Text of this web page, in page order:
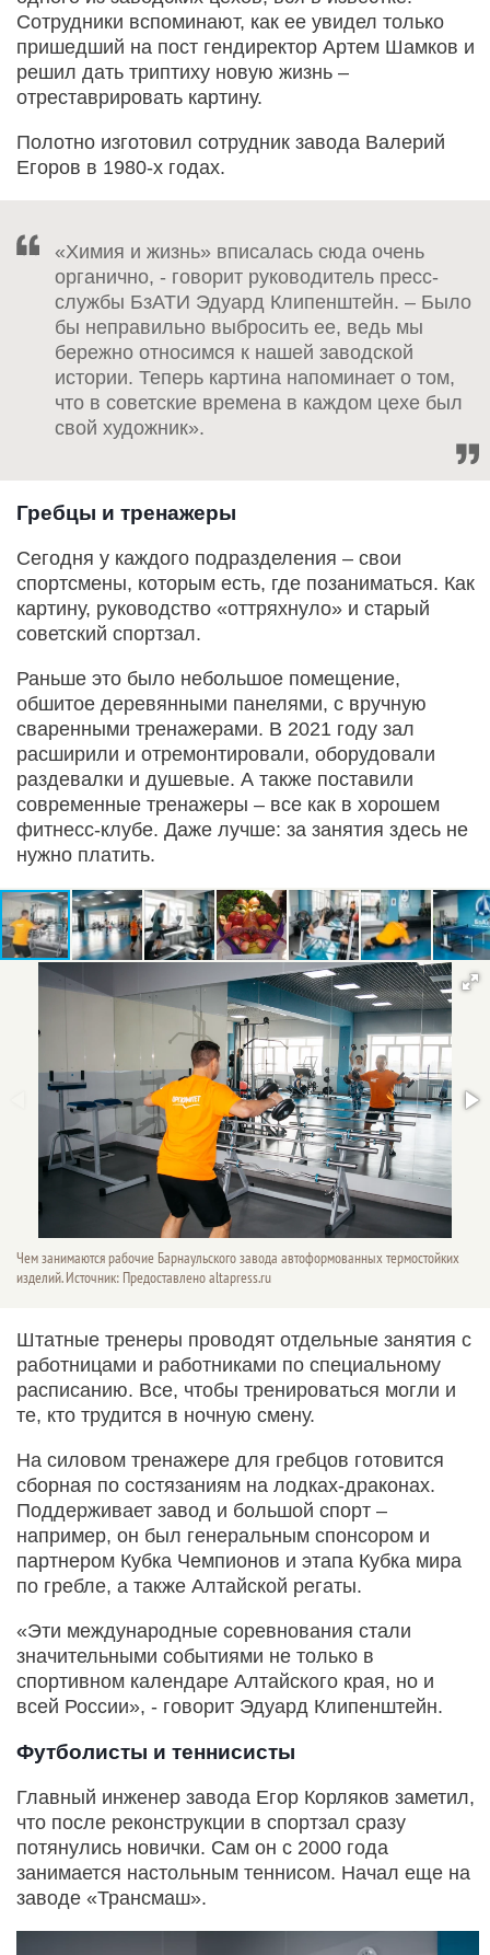
Сотрудники вспоминают, как ее увидел только
пришедший на пост гендиректор Артем Шамков и
решил дать триптиху новую жизнь –
отреставрировать картину.
Полотно изготовил сотрудник завода Валерий
Егоров в 1980-х годах.
«Химия и жизнь» вписалась сюда очень
органично, - говорит руководитель пресс-
службы БзАТИ Эдуард Клипенштейн. – Было
бы неправильно выбросить ее, ведь мы
бережно относимся к нашей заводской
истории. Теперь картина напоминает о том,
что в советские времена в каждом цехе был
свой художник».
Гребцы и тренажеры
Сегодня у каждого подразделения – свои
спортсмены, которым есть, где позаниматься. Как
картину, руководство «оттряхнуло» и старый
советский спортзал.
Раньше это было небольшое помещение,
обшитое деревянными панелями, с вручную
сваренными тренажерами. В 2021 году зал
расширили и отремонтировали, оборудовали
раздевалки и душевые. А также поставили
современные тренажеры – все как в хорошем
фитнесс-клубе. Даже лучше: за занятия здесь не
нужно платить.
Чем занимаются рабочие Барнаульского завода автоформованных термостойких
изделий. Источник: Предоставлено altapress.ru
Штатные тренеры проводят отдельные занятия с
работницами и работниками по специальному
расписанию. Все, чтобы тренироваться могли и
те, кто трудится в ночную смену.
На силовом тренажере для гребцов готовится
сборная по состязаниям на лодках-драконах.
Поддерживает завод и большой спорт –
например, он был генеральным спонсором и
партнером Кубка Чемпионов и этапа Кубка мира
по гребле, а также Алтайской регаты.
«Эти международные соревнования стали
значительными событиями не только в
спортивном календаре Алтайского края, но и
всей России», - говорит Эдуард Клипенштейн.
Футболисты и теннисисты
Главный инженер завода Егор Корляков заметил,
что после реконструкции в спортзал сразу
потянулись новички. Сам он с 2000 года
занимается настольным теннисом. Начал еще на
заводе «Трансмаш».